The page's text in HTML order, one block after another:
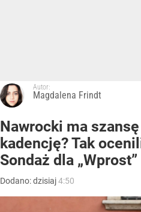
Autor:
Magdalena Frindt
Nawrocki ma
kadencję? Tak
Sondaż dla „Wprost”
Dodano:dzisiaj4:50